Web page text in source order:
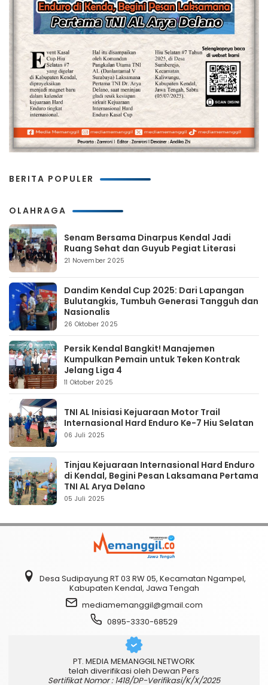
BERITA POPULER
OLAHRAGA
Senam Bersama Dinarpus Kendal Jadi
Ruang Sehat dan Guyub Pegiat Literasi
21 November 2025
Dandim Kendal Cup 2025: Dari Lapangan
Bulutangkis, Tumbuh Generasi Tangguh dan
Nasionalis
26 Oktober 2025
Persik Kendal Bangkit! Manajemen
Kumpulkan Pemain untuk Teken Kontrak
Jelang Liga 4
11 Oktober 2025
TNI AL Inisiasi Kejuaraan Motor Trail
Internasional Hard Enduro Ke-7 Hiu Selatan
06 Juli 2025
Tinjau Kejuaraan Internasional Hard Enduro
di Kendal, Begini Pesan Laksamana Pertama
TNI AL Arya Delano
05 Juli 2025
Desa Sudipayung RT 03 RW 05, Kecamatan Ngampel,
Kabupaten Kendal, Jawa Tengah
mediamemanggil@gmail.com
0895-3330-68529
PT. MEDIA MEMANGGIL NETWORK
telah diverifikasi oleh Dewan Pers
Sertifikat Nomor : 1418/DP-Verifikasi/K/X/2025